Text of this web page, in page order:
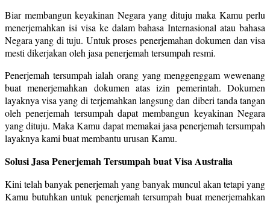
Biar membangun keyakinan Negara yang dituju maka Kamu perlu
menerjemahkan isi visa ke dalam bahasa Internasional atau bahasa
Negara yang di tuju. Untuk proses penerjemahan dokumen dan visa
mesti dikerjakan oleh jasa penerjemah tersumpah resmi.
Penerjemah tersumpah ialah orang yang menggenggam wewenang
buat menerjemahkan dokumen atas izin pemerintah. Dokumen
layaknya visa yang di terjemahkan langsung dan diberi tanda tangan
oleh penerjemah tersumpah dapat membangun keyakinan Negara
yang dituju. Maka Kamu dapat memakai jasa penerjemah tersumpah
layaknya kami buat membantu urusan Kamu.
Solusi Jasa Penerjemah Tersumpah buat Visa Australia
Kini telah banyak penerjemah yang banyak muncul akan tetapi yang
Kamu butuhkan untuk penerjemah tersumpah buat menerjemahkan